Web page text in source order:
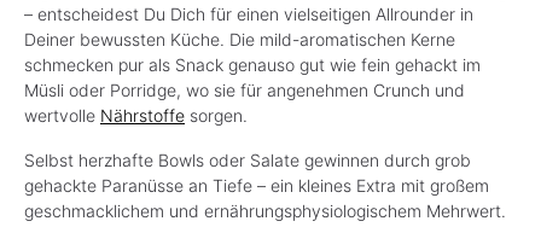
– entscheidest Du Dich für einen vielseitigen Allrounder in
Deiner bewussten Küche. Die mild-aromatischen Kerne
schmecken pur als Snack genauso gut wie fein gehackt im
Müsli oder Porridge, wo sie für angenehmen Crunch und
wertvolle Nährstoffe sorgen.
Selbst herzhafte Bowls oder Salate gewinnen durch grob
gehackte Paranüsse an Tiefe – ein kleines Extra mit großem
geschmacklichem und ernährungsphysiologischem Mehrwert.